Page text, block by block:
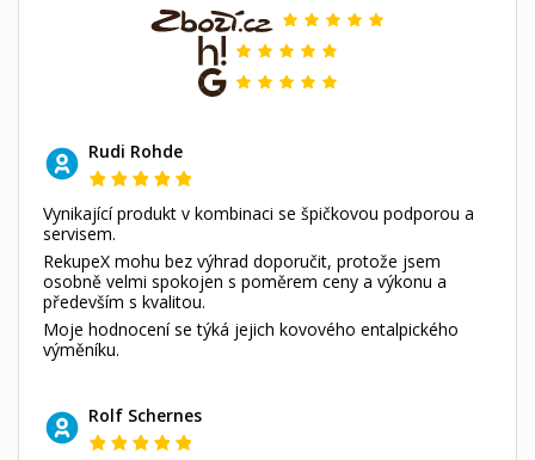
Rudi Rohde
Vynikající produkt v kombinaci se špičkovou podporou a
servisem.
RekupeX mohu bez výhrad doporučit, protože jsem
osobně velmi spokojen s poměrem ceny a výkonu a
především s kvalitou.
Moje hodnocení se týká jejich kovového entalpického
výměníku.
Rolf Schernes